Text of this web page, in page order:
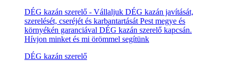
DÉG kazán szerelő - Vállaljuk DÉG kazán javítását,
szerelését, cseréjét és karbantartását Pest megye és
környékén garanciával DÉG kazán szerelő kapcsán.
Hívjon minket és mi örömmel segítünk
DÉG kazán szerelő